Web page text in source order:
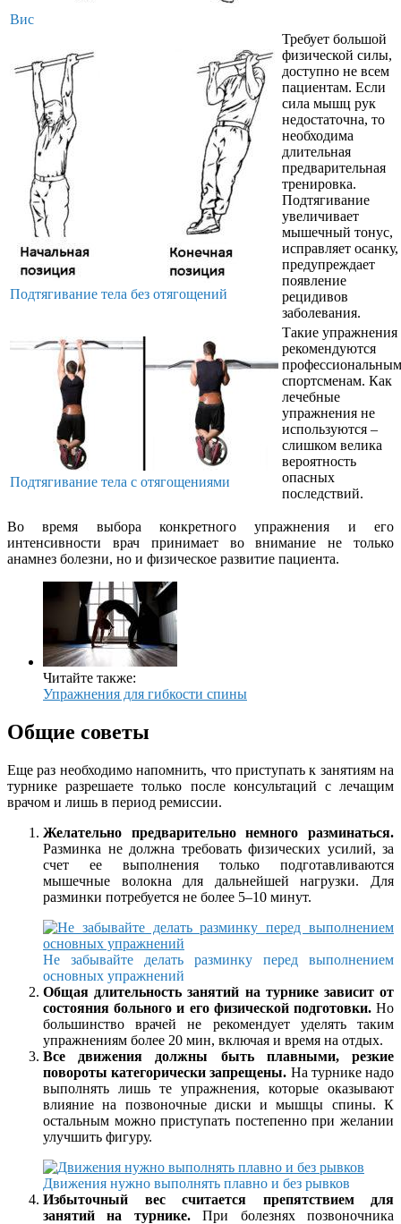
Вис
Подтягивание тела без отягощений
Требует большой
физической силы,
доступно не всем
пациентам. Если
сила мышц рук
недостаточна, то
необходима
длительная
предварительная
тренировка.
Подтягивание
увеличивает
мышечный тонус,
исправляет осанку,
предупреждает
появление
рецидивов
заболевания.
Подтягивание тела с отягощениями
Такие упражнения
рекомендуются
профессиональным
спортсменам. Как
лечебные
упражнения не
используются –
слишком велика
вероятность
опасных
последствий.
Во время выбора конкретного упражнения и его
интенсивности врач принимает во внимание не только
анамнез болезни, но и физическое развитие пациента.
Читайте также:
Упражнения для гибкости спины
Общие советы
Еще раз необходимо напомнить, что приступать к занятиям на
турнике разрешаете только после консультаций с лечащим
врачом и лишь в период ремиссии.
Желательно предварительно немного разминаться.
Разминка не должна требовать физических усилий, за
счет ее выполнения только подготавливаются
мышечные волокна для дальнейшей нагрузки. Для
разминки потребуется не более 5–10 минут.
Не забывайте делать разминку перед выполнением
основных упражнений
Общая длительность занятий на турнике зависит от
состояния больного и его физической подготовки.Но
большинство врачей не рекомендует уделять таким
упражнениям более 20 мин, включая и время на отдых.
Все движения должны быть плавными, резкие
повороты категорически запрещены. На турнике надо
выполнять лишь те упражнения, которые оказывают
влияние на позвоночные диски и мышцы спины. К
остальным можно приступать постепенно при желании
улучшить фигуру.
Движения нужно выполнять плавно и без рывков
Избыточный вес считается препятствием для
занятий на турнике.При болезнях позвоночника